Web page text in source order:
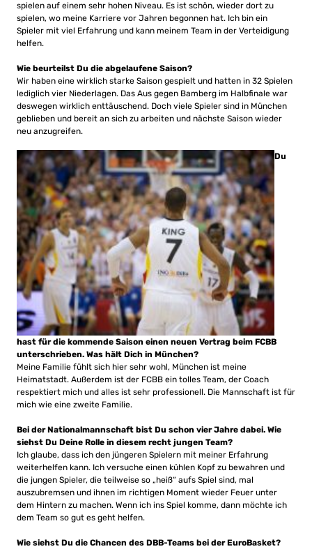
spielen auf einem sehr hohen Niveau. Es ist schön, wieder dort zu
spielen, wo meine Karriere vor Jahren begonnen hat. Ich bin ein
Spieler mit viel Erfahrung und kann meinem Team in der Verteidigung
helfen.
Wie beurteilst Du die abgelaufene Saison?
Wir haben eine wirklich starke Saison gespielt und hatten in 32 Spielen
lediglich vier Niederlagen. Das Aus gegen Bamberg im Halbfinale war
deswegen wirklich enttäuschend. Doch viele Spieler sind in München
geblieben und bereit an sich zu arbeiten und nächste Saison wieder
neu anzugreifen.
Du
hast für die kommende Saison einen neuen Vertrag beim FCBB
unterschrieben. Was hält Dich in München?
Meine Familie fühlt sich hier sehr wohl, München ist meine
Heimatstadt. Außerdem ist der FCBB ein tolles Team, der Coach
respektiert mich und alles ist sehr professionell. Die Mannschaft ist für
mich wie eine zweite Familie.
Bei der Nationalmannschaft bist Du schon vier Jahre dabei. Wie
siehst Du Deine Rolle in diesem recht jungen Team?
Ich glaube, dass ich den jüngeren Spielern mit meiner Erfahrung
weiterhelfen kann. Ich versuche einen kühlen Kopf zu bewahren und
die jungen Spieler, die teilweise so „heiß“ aufs Spiel sind, mal
auszubremsen und ihnen im richtigen Moment wieder Feuer unter
dem Hintern zu machen. Wenn ich ins Spiel komme, dann möchte ich
dem Team so gut es geht helfen.
Wie siehst Du die Chancen des DBB-Teams bei der EuroBasket?